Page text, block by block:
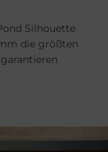
Silhouette
die größten